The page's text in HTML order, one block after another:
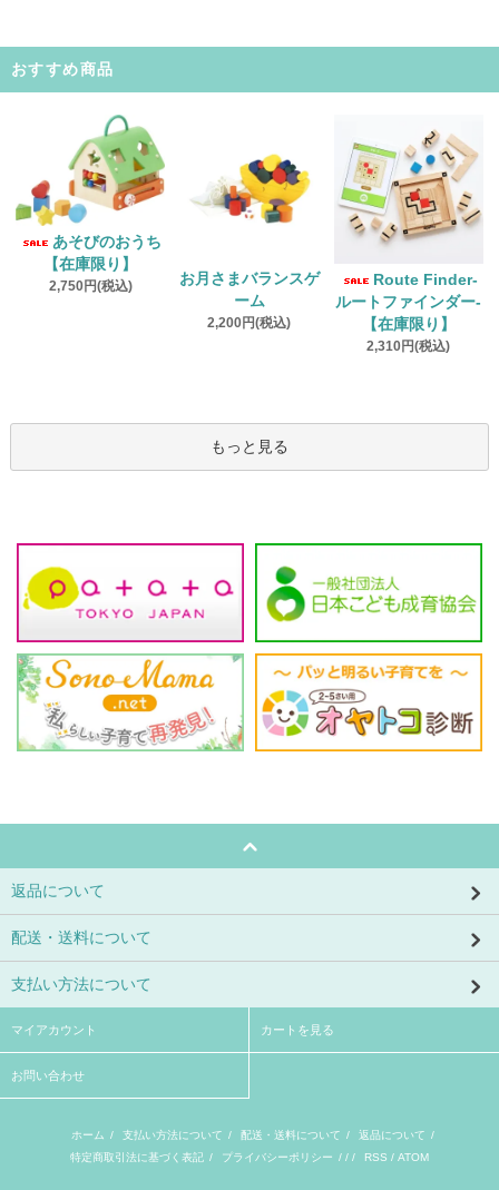
おすすめ商品
あそびのおうち
【在庫限り】
2,750円(税込)
お月さまバランスゲ
ーム
2,200円(税込)
Route Finder‐
ルートファインダー‐
【在庫限り】
2,310円(税込)
もっと見る
返品について
配送・送料について
支払い方法について
マイアカウント カートを見る
お問い合わせ
ホーム / 支払い方法について / 配送・送料について / 返品について /
特定商取引法に基づく表記 / プライバシーポリシー / / / RSS / ATOM